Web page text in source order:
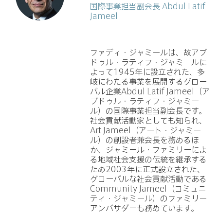
国際事業担当副会長 Abdul Latif
Jameel
ファディ・ジャミールは、故アブ
ドゥル・ラティフ・ジャミールに
よって1945年に設立された、多
岐にわたる事業を展開するグロー
バル企業Abdul Latif Jameel（ア
ブドゥル・ラティフ・ジャミー
ル） の国際事業担当副会長です。
社会貢献活動家としても知られ、
Art Jameel（アート・ジャミー
ル） の創設者兼会長を務めるほ
か、ジャミール・ファミリーによ
る地域社会支援の伝統を継承する
ため2003年に正式設立された、
グローバルな社会貢献活動である
Community Jameel（コミュニ
ティ・ジャミール） のファミリー
アンバサダーも務めています。